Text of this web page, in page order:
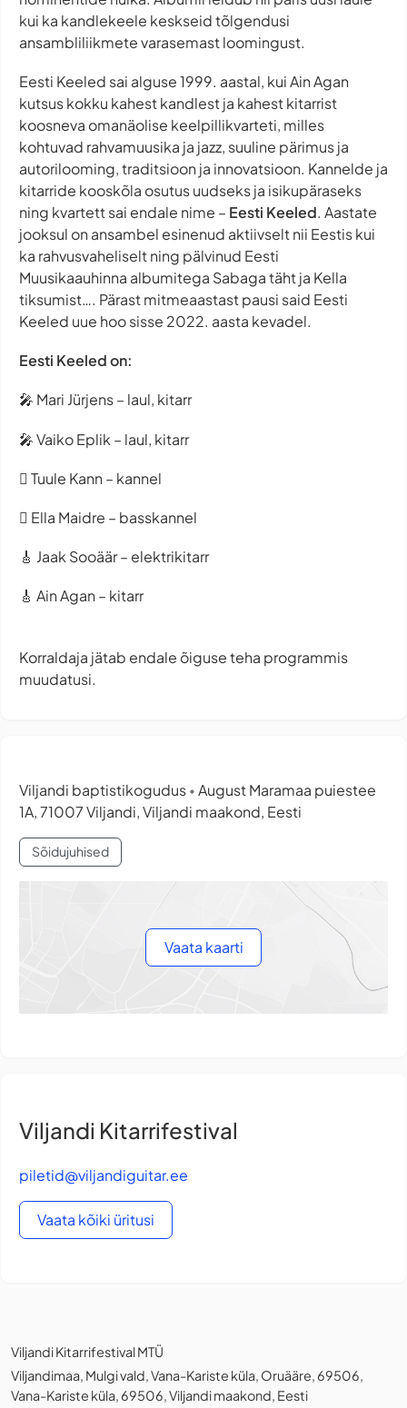
kui ka kandlekeele keskseid tõlgendusi
ansambliliikmete varasemast loomingust.
Eesti Keeled sai alguse 1999. aastal, kui Ain Agan
kutsus kokku kahest kandlest ja kahest kitarrist
koosneva omanäolise keelpillikvarteti, milles
kohtuvad rahvamuusika ja jazz, suuline pärimus ja
autorilooming, traditsioon ja innovatsioon. Kannelde ja
kitarride kooskõla osutus uudseks ja isikupäraseks
ning kvartett sai endale nime – Eesti Keeled. Aastate
jooksul on ansambel esinenud aktiivselt nii Eestis kui
ka rahvusvaheliselt ning pälvinud Eesti
Muusikaauhinna albumitega Sabaga tähtja Kella
tiksumist…. Pärast mitmeaastast pausi said Eesti
Keeled uue hoo sisse 2022. aasta kevadel.
Eesti Keeled on:
🎤 Mari Jürjens – laul, kitarr
🎤 Vaiko Eplik – laul, kitarr
🪉 Tuule Kann – kannel
🪉 Ella Maidre – basskannel
🎸 Jaak Sooäär – elektrikitarr
🎸 Ain Agan – kitarr
Korraldaja jätab endale õiguse teha programmis
muudatusi.
Viljandi baptistikogudus • August Maramaa puiestee
1A, 71007 Viljandi, Viljandi maakond, Eesti
Sõidujuhised
Vaata kaarti
Viljandi Kitarrifestival
piletid@viljandiguitar.ee
Vaata kõiki üritusi
Viljandi Kitarrifestival MTÜ
Viljandimaa, Mulgi vald, Vana-Kariste küla, Oruääre, 69506,
Vana-Kariste küla, 69506, Viljandi maakond, Eesti